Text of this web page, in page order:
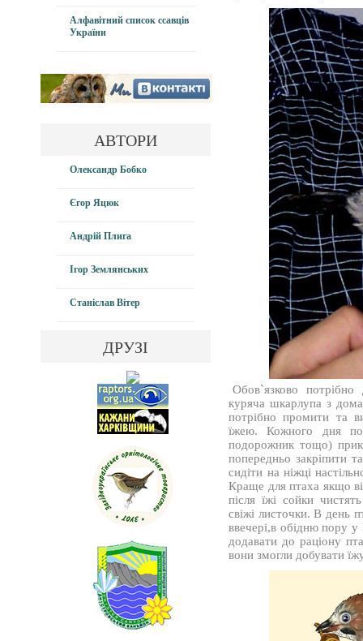
Алфавітний список ссавців
України
АВТОРИ
Олександр Бобко
Єгор Яцюк
Андрій Плига
Ігор Землянських
Станіслав Вітер
ДРУЗІ
Обов`язково
куряча шкарлупа з
потрібно промити та
їжею. Кожного дня
подорожник тощо)
попередньо закріпити
сидіти на ніжці
Краще для птаха якщо
після їжі сойки
свіжі листочки. В день
ввечері,в обідню пору
додавати до раціону
вони змогли добувати